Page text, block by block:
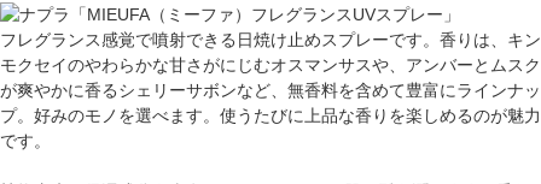
フレグランス感覚で噴射できる日焼け止めスプレーです。香りは、キン
モクセイのやわらかな甘さがにじむオスマンサスや、アンバーとムスク
が爽やかに香るシェリーサボンなど、無香料を含めて豊富にラインナッ
プ。好みのモノを選べます。使うたびに上品な香りを楽しめるのが魅力
です。